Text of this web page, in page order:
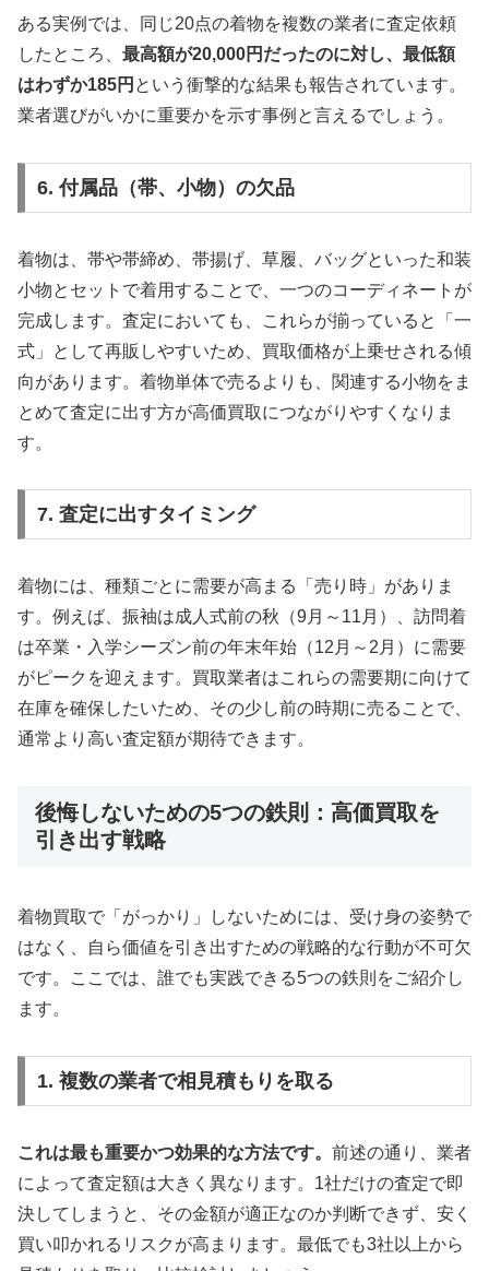
ある実例では、同じ20点の着物を複数の業者に査定依頼
したところ、 最高額が20,000円だったのに対し、最低額
はわずか185円 という衝撃的な結果も報告されています。
業者選びがいかに重要かを示す事例と言えるでしょう。
6. 付属品（帯、小物）の欠品
着物は、帯や帯締め、帯揚げ、草履、バッグといった和装
小物とセットで着用することで、一つのコーディネートが
完成します。査定においても、これらが揃っていると「一
式」として再販しやすいため、買取価格が上乗せされる傾
向があります。着物単体で売るよりも、関連する小物をま
とめて査定に出す方が高価買取につながりやすくなりま
す。
7. 査定に出すタイミング
着物には、種類ごとに需要が高まる「売り時」がありま
す。例えば、振袖は成人式前の秋（9月～11月）、訪問着
は卒業・入学シーズン前の年末年始（12月～2月）に需要
がピークを迎えます。買取業者はこれらの需要期に向けて
在庫を確保したいため、その少し前の時期に売ることで、
通常より高い査定額が期待できます。
後悔しないための5つの鉄則：高価買取を
引き出す戦略
着物買取で「がっかり」しないためには、受け身の姿勢で
はなく、自ら価値を引き出すための戦略的な行動が不可欠
です。ここでは、誰でも実践できる5つの鉄則をご紹介し
ます。
1. 複数の業者で相見積もりを取る
これは最も重要かつ効果的な方法です。 前述の通り、業者
によって査定額は大きく異なります。1社だけの査定で即
決してしまうと、その金額が適正なのか判断できず、安く
買い叩かれるリスクが高まります。最低でも3社以上から